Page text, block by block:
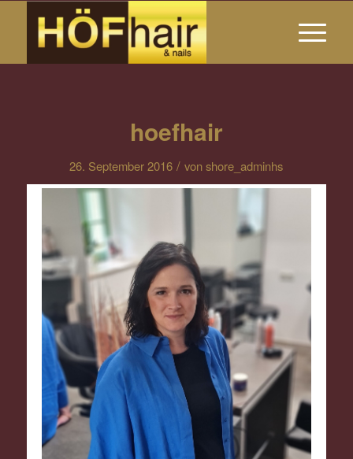
hoefhair
26. September 2016 / vonshore_adminhs